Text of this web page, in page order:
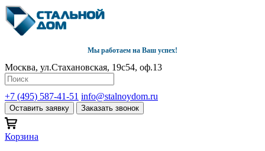
Мы работаем на Ваш успех!
Москва, ул.Стахановская, 19с54, оф.13
+7 (495) 587-41-51 info@stalnoydom.ru
Оставить заявку Заказать звонок
Корзина